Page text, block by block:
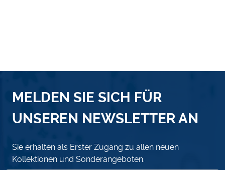
MELDEN SIE SICH FÜR
UNSEREN NEWSLETTER AN
Sie erhalten als Erster Zugang zu allen neuen
Kollektionen und Sonderangeboten.